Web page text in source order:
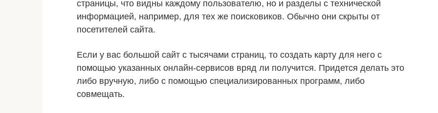
страницы, что видны каждому пользователю, но и разделы с технической
информацией, например, для тех же поисковиков. Обычно они скрыты от
посетителей сайта.
Если у вас большой сайт с тысячами страниц, то создать карту для него с
помощью указанных онлайн-сервисов вряд ли получится. Придется делать это
либо вручную, либо с помощью специализированных программ, либо
совмещать.